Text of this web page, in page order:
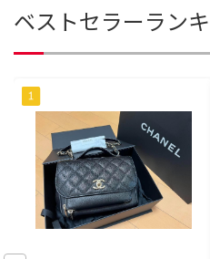
ベストセラーラン